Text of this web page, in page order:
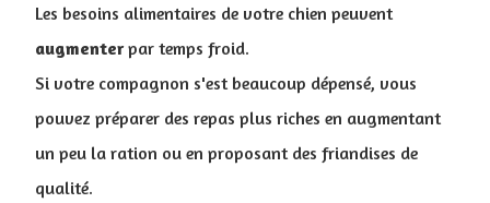
Les besoins alimentaires de votre chien peuvent
augmenterpar temps froid.
Si votre compagnon s'est beaucoup dépensé, vous
pouvez préparer des repas plus riches en augmentant
un peu la ration ou en proposant des friandises de
qualité.